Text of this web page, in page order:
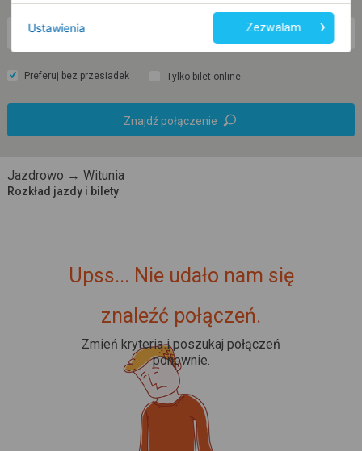
nd. 9 sie.
Preferuj bez przesiadek Tylko bilet online
Znajdź połączenie
Jazdrowo → Witunia
Rozkład jazdy i bilety
Upss... Nie udało nam się
znaleźć połączeń.
Zmień kryteria i poszukaj połączeń
ponownie.
Ustawienia Zezwalam